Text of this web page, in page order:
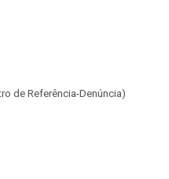
de Referência-Denúncia)